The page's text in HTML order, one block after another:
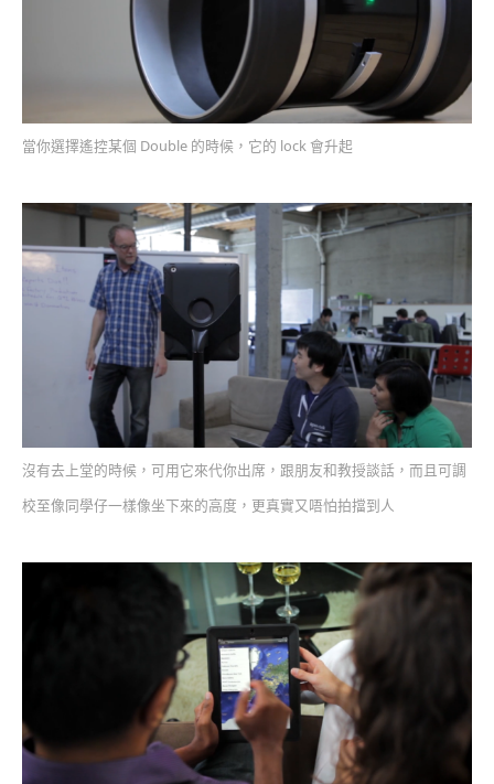
當你選擇遙控某個 Double 的時候，它的 lock 會升起
沒有去上堂的時候，可用它來代你出席，跟朋友和教授談話，而且可調
校至像同學仔一樣像坐下來的高度，更真實又唔怕拍擋到人